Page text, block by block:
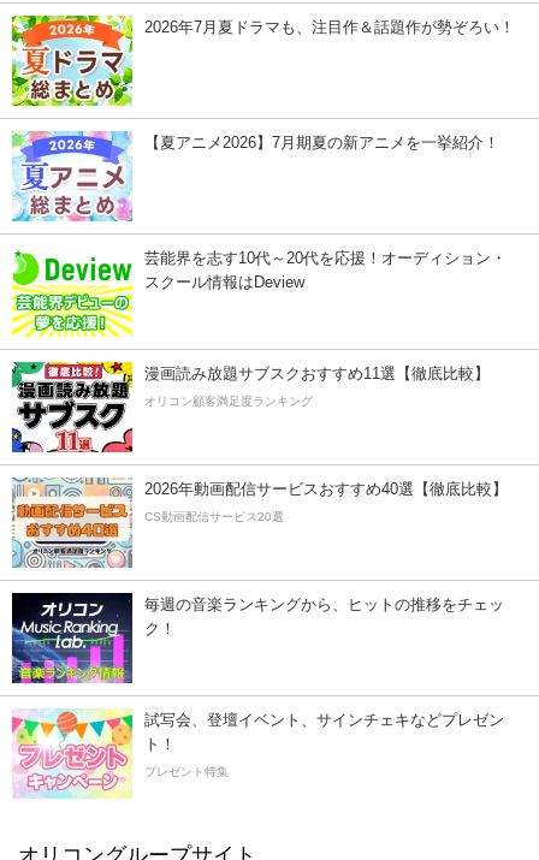
2026年7月夏ドラマも、注目作＆話題作が勢ぞろい！
【夏アニメ2026】7月期夏の新アニメを一挙紹介！
芸能界を志す10代～20代を応援！オーディション・
スクール情報はDeview
漫画読み放題サブスクおすすめ11選【徹底比較】
オリコン顧客満足度ランキング
2026年動画配信サービスおすすめ40選【徹底比較】
CS動画配信サービス20選
毎週の音楽ランキングから、ヒットの推移をチェッ
ク！
試写会、登壇イベント、サインチェキなどプレゼン
ト！
プレゼント特集